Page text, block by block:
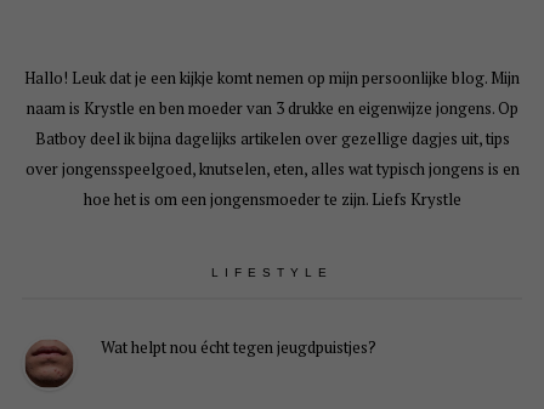
Hallo! Leuk dat je een kijkje komt nemen op mijn persoonlijke blog. Mijn
naam is Krystle en ben moeder van 3 drukke en eigenwijze jongens. Op
Batboy deel ik bijna dagelijks artikelen over gezellige dagjes uit, tips
over jongensspeelgoed, knutselen, eten, alles wat typisch jongens is en
hoe het is om een jongensmoeder te zijn. Liefs Krystle
LIFESTYLE
Wat helpt nou écht tegen jeugdpuistjes?